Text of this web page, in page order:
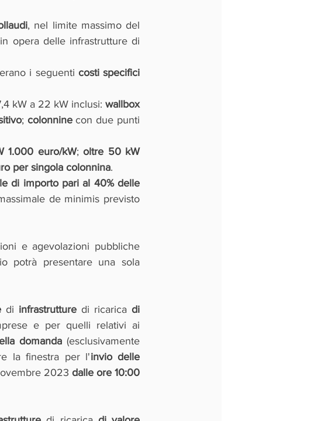
, nel limite massimo del
opera delle infrastrutture di
i seguenti costi specifici
kW a 22 kW inclusi:
wallbox
; colonnine con due punti
1.000 euro/kW; oltre 50 kW
per singola colonnina.
di importo pari al 40% delle
de minimis previsto
e agevolazioni pubbliche
potrà presentare una sola
di infrastrutture di ricarica di
domanda (esclusivamente
la finestra per l'invio delle
2023 dalle ore 10:00